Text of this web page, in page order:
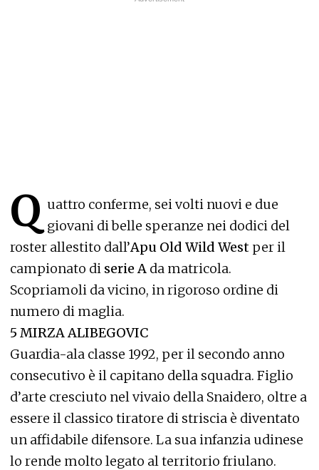
Q uattro conferme, sei volti nuovi e due
giovani di belle speranze nei dodici del
roster allestito dall’Apu Old Wild West per il
campionato di serie A da matricola.
Scopriamoli da vicino, in rigoroso ordine di
numero di maglia.
5 MIRZA ALIBEGOVIC
Guardia-ala classe 1992, per il secondo anno
consecutivo è il capitano della squadra. Figlio
d’arte cresciuto nel vivaio della Snaidero, oltre a
essere il classico tiratore di striscia è diventato
un affidabile difensore. La sua infanzia udinese
lo rende molto legato al territorio friulano.